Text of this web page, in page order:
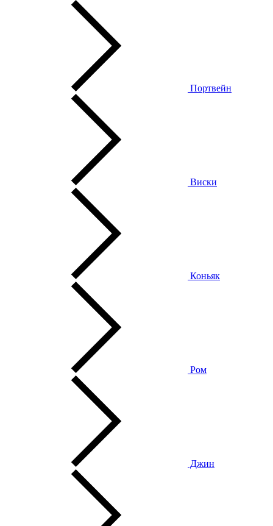
Портвейн
Виски
Коньяк
Ром
Джин